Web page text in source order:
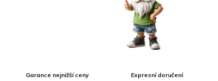
Garance nejnižší ceny
Expresní doručení